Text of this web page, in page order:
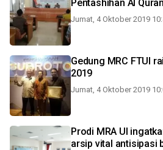
Pentashihan Al Quran
Jumat, 4 Oktober 2019
Gedung MRC FTUI
2019
Jumat, 4 Oktober 2019
Prodi MRA UI
arsip vital antisipasi